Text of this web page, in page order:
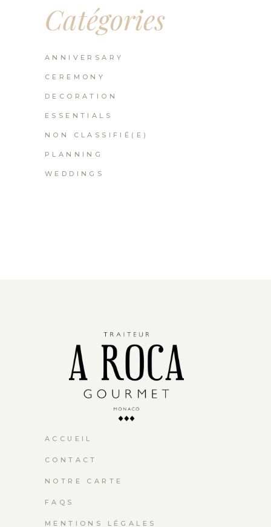
Catégories
ANNIVERSARY
CEREMONY
DECORATION
ESSENTIALS
NON CLASSIFIÉ(E)
PLANNING
WEDDINGS
ACCUEIL
CONTACT
NOTRE CARTE
FAQS
MENTIONS LÉGALES